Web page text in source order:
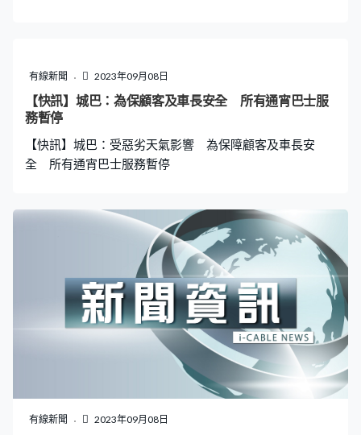
有線新聞 2023年09月08日
【快訊】城巴：為保顧客及車長安全 所有通宵巴士服
務暫停
【快訊】城巴：受惡劣天氣影響 為保障顧客及車長安
全 所有通宵巴士服務暫停
有線新聞 2023年09月08日